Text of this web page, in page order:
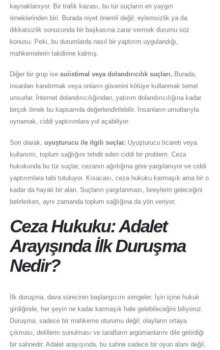
kaynaklanıyor. Bir trafik kazası, bu tür suçların en yaygın
örneklerinden biri. Burada niyet önemli değil; eylemsizlik ya da
dikkatsizlik sonucunda bir başkasına zarar vermek durumu söz
konusu. Peki, bu durumlarda nasıl bir yaptırım uygulandığı,
mahkemelerin takdirine kalmış.
Diğer bir grup ise suiistimal veya dolandırıcılık suçları. Burada,
insanları kandırmak veya onların güvenini kötüye kullanmak temel
unsurlar. İnternet dolandırıcılığından, yatırım dolandırıcılığına kadar
birçok örnek bu kapsamda değerlendirilebilir. İnsanların umutlarıyla
oynamak, ciddi yaptırımlara yol açabiliyor.
Son olarak, uyuşturucu ile ilgili suçlar. Uyuşturucu ticareti veya
kullanımı, toplum sağlığını tehdit eden ciddi bir problem. Ceza
hukukunda bu tür suçlar, cezanın ağırlığına göre yargılanıyor ve ciddi
yaptırımlara tabi tutuluyor. Kısacası, ceza hukuku karmaşık ama bir o
kadar da hayati bir alan. Suçların yargılanması, bireylerin geleceğini
belirlerken, aynı zamanda toplum sağlığına da yön veriyor.
Ceza Hukuku: Adalet
Arayışında İlk Duruşma
Nedir?
İlk duruşma, dava sürecinin başlangıcını simgeler. İşin içine hukuk
girdiğinde, her şeyin ne kadar karmaşık hale gelebileceğini biliyoruz.
Duruşma, sadece bir mahkeme oturumu değil; olayların ortaya
çıkması, delillerin sunulması ve tarafların argümanlarını dile getirdiği
bir sahnedir. Adalet arayışında, bu sahne sadece bir oyun alanı değil,